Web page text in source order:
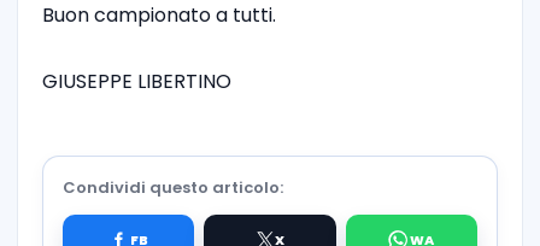
Buon campionato a tutti.
GIUSEPPE LIBERTINO
Condividi questo articolo: